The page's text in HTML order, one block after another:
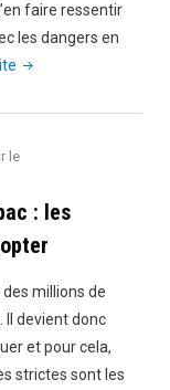
faire ressentir
les dangers en
"Les
electroniques
le
: les
des millions de
Il devient donc
et pour cela,
strictes sont les